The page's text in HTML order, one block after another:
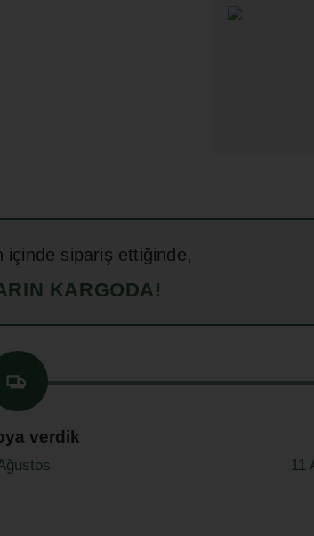
içinde sipariş ettiğinde,
KARGODA!
verdik
11